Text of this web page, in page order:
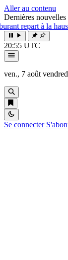
Aller au contenu
Dernières nouvelles
à la hausse à
20:55 UTC
ven., 7 août
Se connecter